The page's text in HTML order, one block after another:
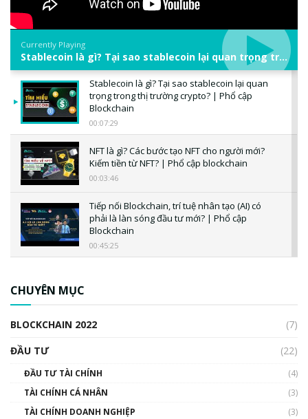
Currently Playing
Stablecoin là gì? Tại sao stablecoin lại quan trọng trong thị trường crypto? | Phổ cập Blockchain
Stablecoin là gì? Tại sao stablecoin lại quan
trọng trong thị trường crypto? | Phổ cập
Blockchain
00:07:29
NFT là gì? Các bước tạo NFT cho người mới?
Kiếm tiền từ NFT? | Phổ cập blockchain
00:03:46
Tiếp nối Blockchain, trí tuệ nhân tạo (AI) có
phải là làn sóng đầu tư mới? | Phổ cập
Blockchain
00:45:25
00:02:14
Nhìn lại năm 2022: Những sự kiện ảnh hưởng
đến hệ sinh thái tiền mã hoá | Phổ cập
CHUYÊN MỤC
BLOCKCHAIN 2022
(7)
ĐẦU TƯ
(22)
ĐẦU TƯ TÀI CHÍNH
(4)
TÀI CHÍNH CÁ NHÂN
(3)
TÀI CHÍNH DOANH NGHIỆP
(3)